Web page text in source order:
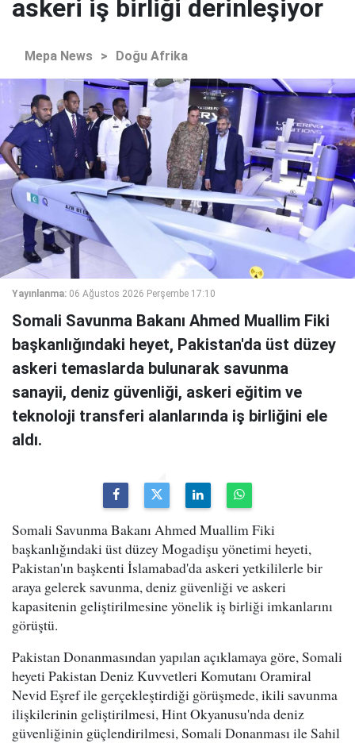
askeri iş birliği derinleşiyor
Mepa News > Doğu Afrika
Yayınlanma: 06 Ağustos 2026 Perşembe 17:10
Somali Savunma Bakanı Ahmed Muallim Fiki
başkanlığındaki heyet, Pakistan'da üst düzey
askeri temaslarda bulunarak savunma
sanayii, deniz güvenliği, askeri eğitim ve
teknoloji transferi alanlarında iş birliğini ele
aldı.
Somali Savunma Bakanı Ahmed Muallim Fiki
başkanlığındaki üst düzey Mogadişu yönetimi heyeti,
Pakistan'ın başkenti İslamabad'da askeri yetkililerle bir
araya gelerek savunma, deniz güvenliği ve askeri
kapasitenin geliştirilmesine yönelik iş birliği imkanlarını
görüştü.
Pakistan Donanmasından yapılan açıklamaya göre, Somali
heyeti Pakistan Deniz Kuvvetleri Komutanı Oramiral
Nevid Eşref ile gerçekleştirdiği görüşmede, ikili savunma
ilişkilerinin geliştirilmesi, Hint Okyanusu'nda deniz
güvenliğinin güçlendirilmesi, Somali Donanması ile Sahil